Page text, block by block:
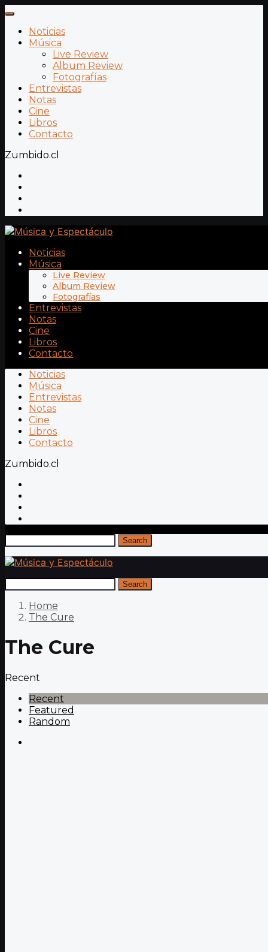
Noticias
Música
Live Review
Album Review
Fotografías
Entrevistas
Notas
Cine
Libros
Contacto
Zumbido.cl
Noticias
Música
Live Review
Album Review
Fotografías
Entrevistas
Notas
Cine
Libros
Contacto
Noticias
Música
Entrevistas
Notas
Cine
Libros
Contacto
Zumbido.cl
Search
Search
Home
The Cure
The Cure
Recent
Recent
Featured
Random